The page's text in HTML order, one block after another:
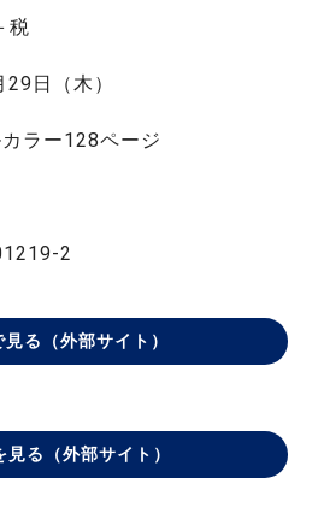
税
日（木）
ラー128ページ
2
る（外部サイト）
る（外部サイト）